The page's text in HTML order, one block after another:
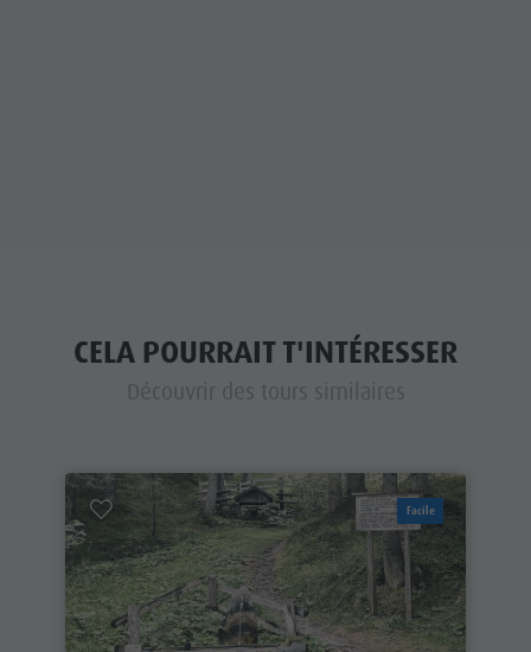
CELA POURRAIT T'INTÉRESSER
Découvrir des tours similaires
Facile